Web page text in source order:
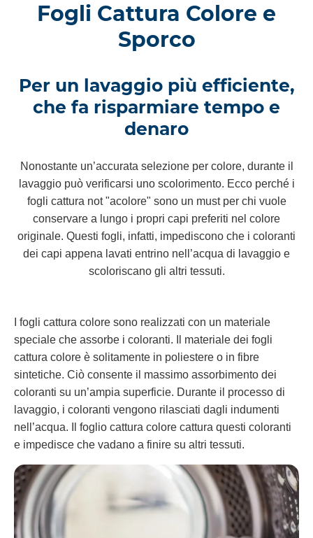
Fogli Cattura Colore e
Sporco
Per un lavaggio più efficiente,
che fa risparmiare tempo e
denaro
Nonostante un’accurata selezione per colore, durante il
lavaggio può verificarsi uno scolorimento. Ecco perché i
fogli cattura not "acolore" sono un must per chi vuole
conservare a lungo i propri capi preferiti nel colore
originale. Questi fogli, infatti, impediscono che i coloranti
dei capi appena lavati entrino nell’acqua di lavaggio e
scoloriscano gli altri tessuti.
I fogli cattura colore sono realizzati con un materiale
speciale che assorbe i coloranti. Il materiale dei fogli
cattura colore è solitamente in poliestere o in fibre
sintetiche. Ciò consente il massimo assorbimento dei
coloranti su un’ampia superficie. Durante il processo di
lavaggio, i coloranti vengono rilasciati dagli indumenti
nell’acqua. Il foglio cattura colore cattura questi coloranti
e impedisce che vadano a finire su altri tessuti.